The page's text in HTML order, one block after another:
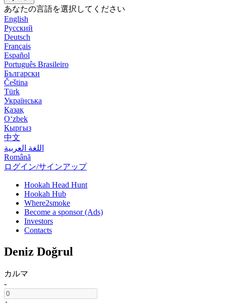
あなたの言語を選択してください
English
Русский
Deutsch
Français
Español
Português Brasileiro
Български
Čeština
Türk
Українська
Қазақ
Оʻzbek
Кыргыз
中文
اللغة العربية
Română
ログイン/サインアップ
Hookah Head Hunt
Hookah Hub
Where2smoke
Become a sponsor (Ads)
Investors
Contacts
Deniz Doğrul
カルマ
-